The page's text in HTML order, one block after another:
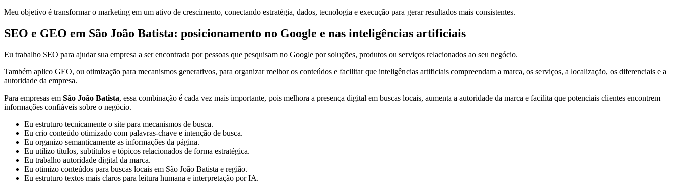
Meu objetivo é transformar o marketing em um ativo de crescimento, conectando estratégia, dados, tecnologia e execução para gerar resultados mais consistentes.
SEO e GEO em São João Batista: posicionamento no Google e nas inteligências artificiais
Eu trabalho SEO para ajudar sua empresa a ser encontrada por pessoas que pesquisam no Google por soluções, produtos ou serviços relacionados ao seu negócio.
Também aplico GEO, ou otimização para mecanismos generativos, para organizar melhor os conteúdos e facilitar que inteligências artificiais compreendam a marca, os serviços, a localização, os diferenciais e a
autoridade da empresa.
Para empresas em São João Batista, essa combinação é cada vez mais importante, pois melhora a presença digital em buscas locais, aumenta a autoridade da marca e facilita que potenciais clientes encontrem
informações confiáveis sobre o negócio.
Eu estruturo tecnicamente o site para mecanismos de busca.
Eu crio conteúdo otimizado com palavras-chave e intenção de busca.
Eu organizo semanticamente as informações da página.
Eu utilizo títulos, subtítulos e tópicos relacionados de forma estratégica.
Eu trabalho autoridade digital da marca.
Eu otimizo conteúdos para buscas locais em São João Batista e região.
Eu estruturo textos mais claros para leitura humana e interpretação por IA.